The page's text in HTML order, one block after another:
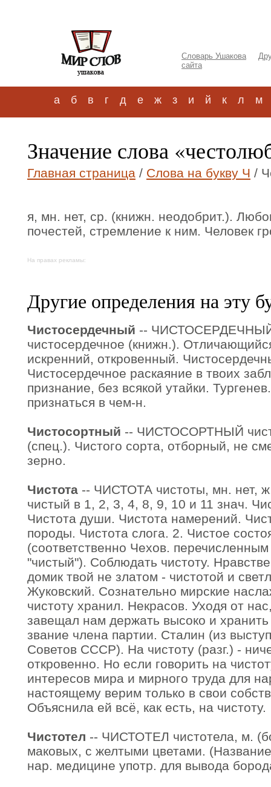
Словарь Ушакова
сайта
а б в г д е ж з и й к л м
Значение слова
Главная страница / Слова на букву Ч /
я, мн. нет, ср. (книжн. неодобрит.).
почестей, стремление к ним. Человек
На правах рекламы:
Другие определения на эту
Чистосердечный -- ЧИСТОСЕРДЕЧНЫЙ
чистосердечное (книжн.).
искренний, откровенный.
Чистосердечное раскаяние в твоих
признание, без всякой утайки.
признаться в чем-н.
Чистосортный -- ЧИСТОСОРТНЫЙ
(спец.). Чистого сорта, отборный, не
зерно.
Чистота -- ЧИСТОТА чистоты, мн. нет,
чистый в 1, 2, 3, 4, 8, 9, 10 и 11 знач.
Чистота души. Чистота намерений.
породы. Чистота слога. 2. Чистое
(соответственно Чехов.
"чистый"). Соблюдать чистоту.
домик твой не златом - чистотой и
Жуковский. Сознательно мирские
чистоту хранил. Некрасов. Уходя от
завещал нам держать высоко и хранить
звание члена партии. Сталин (из
Советов СССР). На чистоту (разг.) -
откровенно. Но если говорить на
интересов мира и мирного труда для
настоящему верим только в свои
Объяснила ей всё, как есть, на чистоту.
Чистотел -- ЧИСТОТЕЛ чистотела, м.
маковых, с желтыми цветами.
нар. медицине употр. для вывода